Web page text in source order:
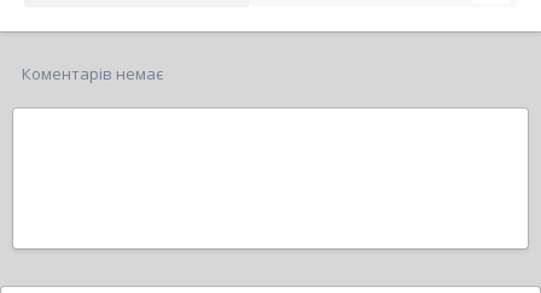
Коментарів немає